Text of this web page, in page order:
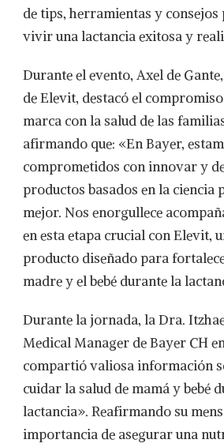
de tips, herramientas y
vivir una lactancia exitosa y
Durante el evento, Axel de
de Elevit, destacó el
marca con la salud de las
afirmando que: «En Bayer,
comprometidos con innovar y
productos basados en la ciencia
mejor. Nos enorgullece
en esta etapa crucial con Elevit,
producto diseñado para
madre y el bebé durante la
Durante la jornada, la Dra.
Medical Manager de Bayer CH
compartió valiosa información
cuidar la salud de mamá y bebé
lactancia». Reafirmando su
importancia de asegurar una